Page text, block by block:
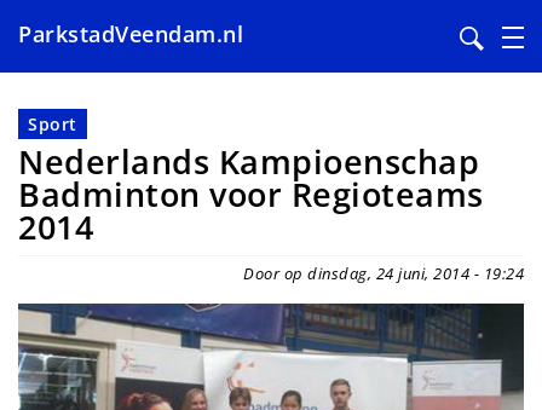
en
naar
de
inhoud
gaan
ParkstadVeendam.nl
Sport
Nederlands Kampioenschap
Badminton voor Regioteams
2014
Door op dinsdag, 24 juni, 2014 - 19:24